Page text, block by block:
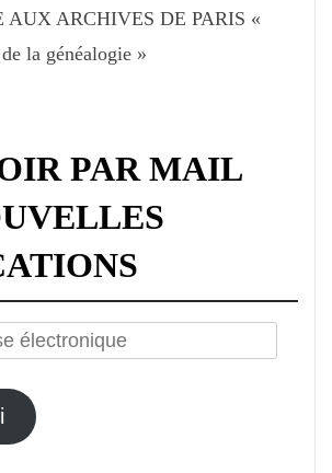
AUX ARCHIVES DE PARIS «
la généalogie »
PAR MAIL